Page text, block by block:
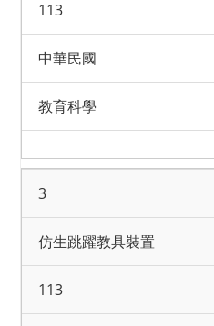
113
中華民國
教育科學
3
仿生跳躍教具裝置
113